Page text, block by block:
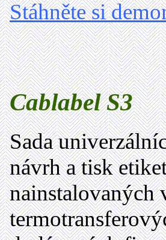
Stáhněte si
CablabelS3
Sada
návrh a tisk
nainstalovaných